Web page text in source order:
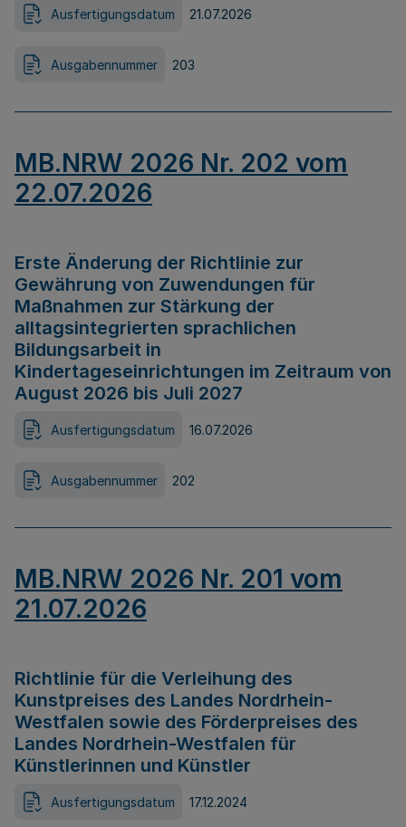
Ausfertigungsdatum 21.07.2026
Ausgabennummer 203
MB.NRW 2026 Nr. 202 vom
22.07.2026
Erste Änderung der Richtlinie zur
Gewährung von Zuwendungen für
Maßnahmen zur Stärkung der
alltagsintegrierten sprachlichen
Bildungsarbeit in
Kindertageseinrichtungen im Zeitraum von
August 2026 bis Juli 2027
Ausfertigungsdatum 16.07.2026
Ausgabennummer 202
MB.NRW 2026 Nr. 201 vom
21.07.2026
Richtlinie für die Verleihung des
Kunstpreises des Landes Nordrhein-
Westfalen sowie des Förderpreises des
Landes Nordrhein-Westfalen für
Künstlerinnen und Künstler
Ausfertigungsdatum 17.12.2024